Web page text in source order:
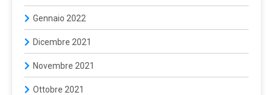
Gennaio 2022
Dicembre 2021
Novembre 2021
Ottobre 2021